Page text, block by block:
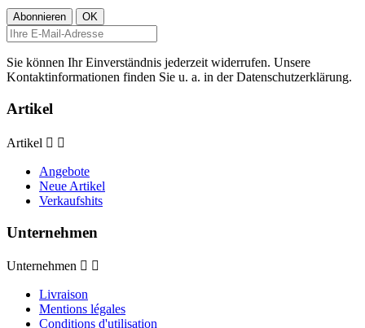
Sie können Ihr Einverständnis jederzeit widerrufen. Unsere
Kontaktinformationen finden Sie u. a. in der Datenschutzerklärung.
Artikel
Artikel  
Angebote
Neue Artikel
Verkaufshits
Unternehmen
Unternehmen  
Livraison
Mentions légales
Conditions d'utilisation